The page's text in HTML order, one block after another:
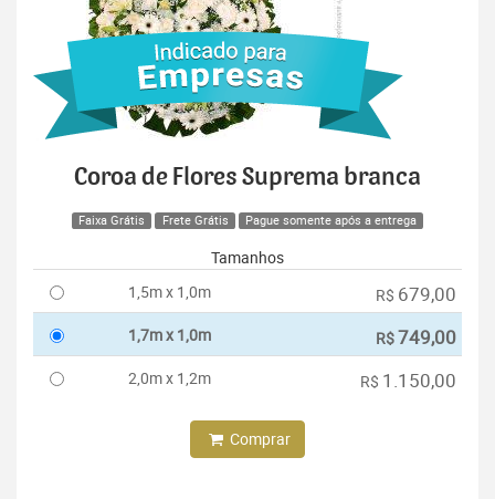
Coroa de Flores Suprema branca
Faixa Grátis Frete Grátis Pague somente após a entrega
Tamanhos
1,5m x 1,0m
R$ 679,00
1,7m x 1,0m R$749,00
2,0m x 1,2m R$ 1.150,00
Comprar